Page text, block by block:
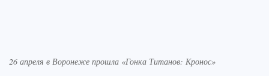
26 апреля в Воронеже прошла «Гонка Титанов: Кронос»